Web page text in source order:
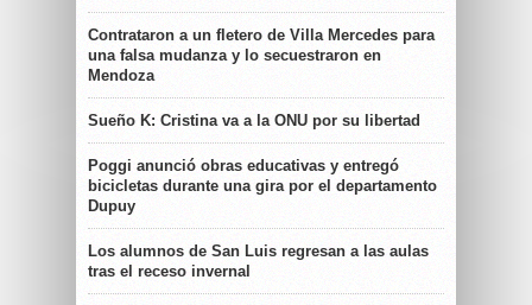
Contrataron a un fletero de Villa Mercedes para
una falsa mudanza y lo secuestraron en
Mendoza
Sueño K: Cristina va a la ONU por su libertad
Poggi anunció obras educativas y entregó
bicicletas durante una gira por el departamento
Dupuy
Los alumnos de San Luis regresan a las aulas
tras el receso invernal